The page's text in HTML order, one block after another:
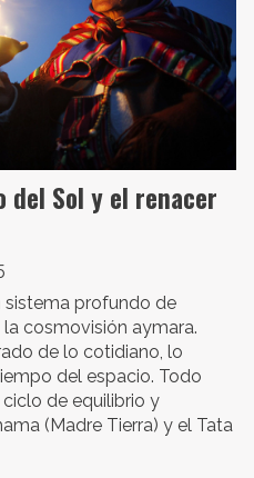
Sol y el renacer
sistema profundo de
cosmovisión aymara.
de lo cotidiano, lo
del espacio. Todo
de equilibrio y
(Madre Tierra) y el Tata